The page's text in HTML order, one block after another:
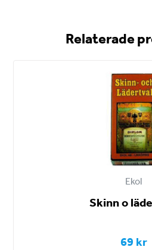
Relaterade
Ekol
Skinn o
69 kr